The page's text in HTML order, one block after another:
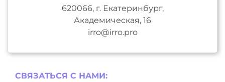
620066, г. Екатеринбург,
Академическая, 16
irro@irro.pro
СВЯЗАТЬСЯ С НAМИ: